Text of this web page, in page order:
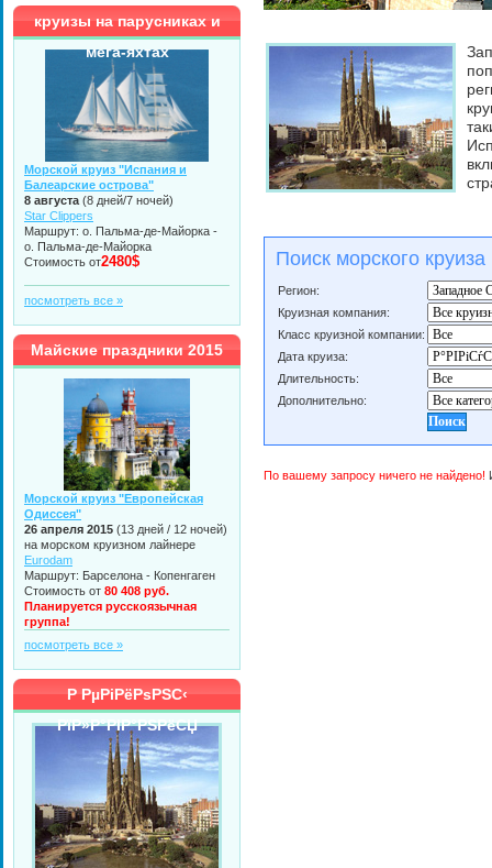
Поиск морского круиза
Регион:
Круизная компания:
Класс круизной компании:
Дата круиза:
Длительность:
Дополнительно:
По вашему запросу ничего не найдено!
круизы на парусниках и
мега-яхтах
Морской круиз "Испания и
Балеарские острова"
8 августа (8 дней/7 ночей)
Star Clippers
Маршрут: о. Пальма-де-Майорка -
о. Пальма-де-Майорка
Стоимость от2480$
посмотреть все »
Майские праздники 2015
Морской круиз "Европейская
Одиссея"
26 апреля 2015 (13 дней / 12 ночей)
на морском круизном лайнере
Eurodam
Маршрут: Барселона - Копенгаген
Стоимость от 80 408 руб.
Планируется русскоязычная
группа!
посмотреть все »
Р РµРіРёРѕРЅС‹
РїР»Р°РІР°РЅРёСЏ